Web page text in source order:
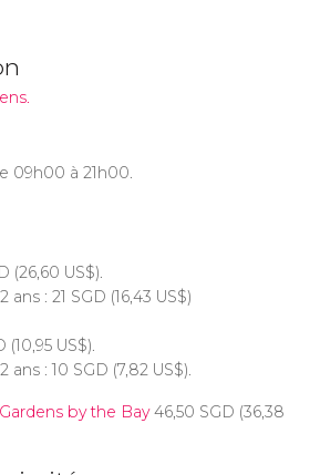
09h00 à 21h00.
(26,60 US$).
ans : 21 SGD (16,43 US$)
(10,95 US$).
ans : 10 SGD (7,82 US$).
by the Bay46,50 SGD (36,38